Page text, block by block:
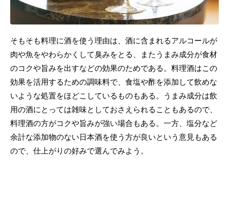
そもそも料理に酒を使う理由は、酒に含まれるアルコールが
肉や魚をやわらかくして臭みをとる、またうまみ成分が食材
のコクや旨みを出すなどの効果のためである。料理酒はこの
効果を活用するための調味料で、食塩や酢を添加して飲めな
いような処置をほどこしているものもある。うまみ成分は飲
用の酒にとっては雑味としておさえられることもあるので、
料理酒の方がコクや旨みが強い場合もある。一方、塩分など
余計な添加物のない日本酒を使う方が良いという意見もある
ので、仕上がりの好みで選んでみよう。